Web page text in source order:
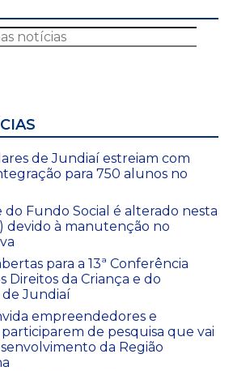
de Jundiaí estreiam com
para 750 alunos no
do Fundo Social é alterado nesta
devido à manutenção no
para a 13ª Conferência
Direitos da Criança e do
Jundiaí
empreendedores e
de pesquisa que vai
da Região